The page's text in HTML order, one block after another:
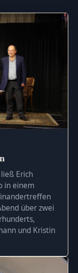
Erich
in einem
über zwei
und Kristin